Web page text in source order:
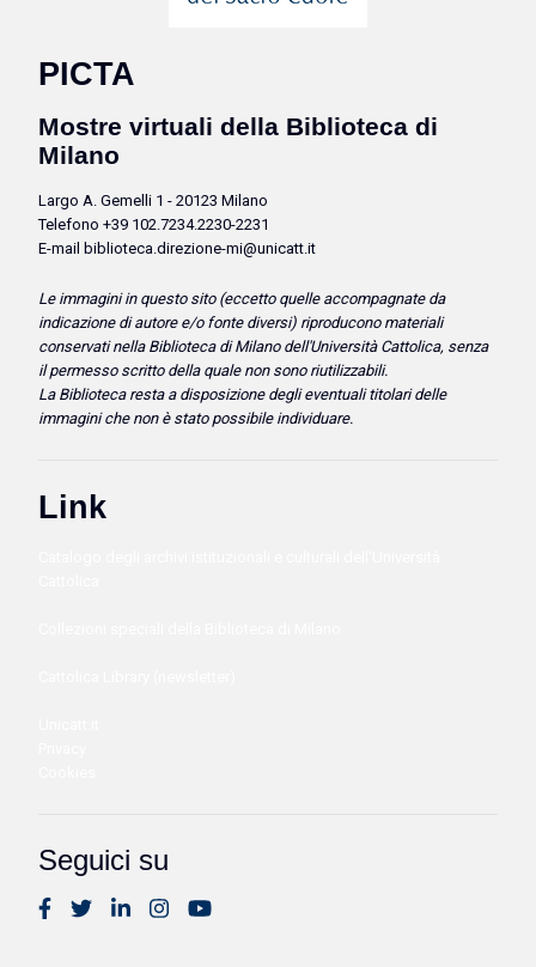
PICTA
Mostre virtuali della Biblioteca di
Milano
Largo A. Gemelli 1 - 20123 Milano
Telefono +39 102.7234.2230-2231
E-mail biblioteca.direzione-mi@unicatt.it
Le immagini in questo sito (eccetto quelle accompagnate da
indicazione di autore e/o fonte diversi) riproducono materiali
conservati nella Biblioteca di Milano dell'Università Cattolica, senza
il permesso scritto della quale non sono riutilizzabili.
La Biblioteca resta a disposizione degli eventuali titolari delle
immagini che non è stato possibile individuare.
Link
Seguici su